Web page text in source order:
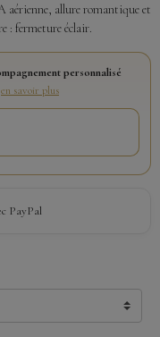
aérienne, allure romantique et
: fermeture éclair.
personnalisé
en savoir plus
PayPal